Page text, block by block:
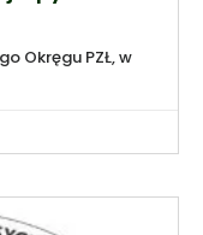
Okręgu PZŁ, w